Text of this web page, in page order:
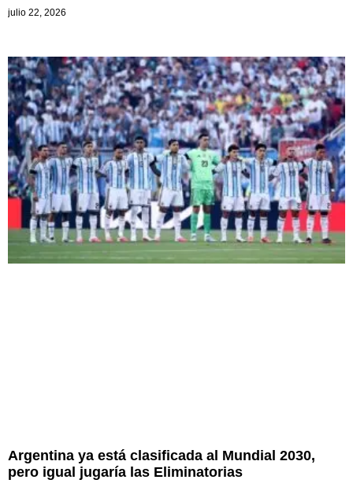
julio 22, 2026
Argentina ya está clasificada al Mundial 2030,
pero igual jugaría las Eliminatorias